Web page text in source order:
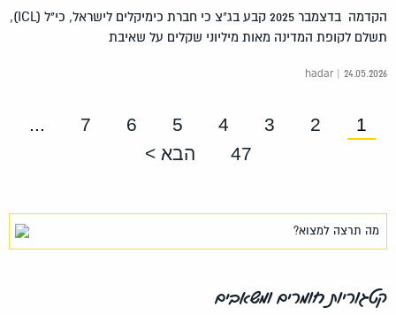
הקדמה בדצמבר 2025 קבע בג"צ כי חברת כימיקלים לישראל, כי"ל (ICL),
תשלם לקופת המדינה מאות מיליוני שקלים על שאיבת
hadar | 24.05.2026
1
2
3
4
5
6
7
...
47
הבא >
קטגוריות חומרים ומשאבים